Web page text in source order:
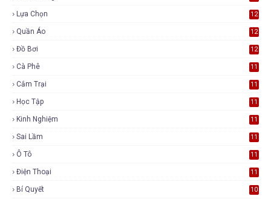
Lựa Chọn 12
Quần Áo 12
Đồ Bơi 12
Cà Phê 11
Cắm Trại 11
Học Tập 11
Kinh Nghiệm 11
Sai Lầm 11
Ô Tô 11
Điện Thoại 11
Bí Quyết 10